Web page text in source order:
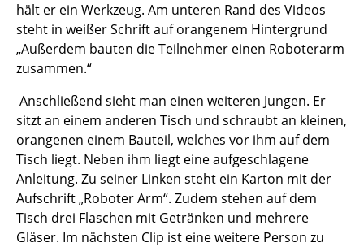
hält er ein Werkzeug. Am unteren Rand des Videos
steht in weißer Schrift auf orangenem Hintergrund
„Außerdem bauten die Teilnehmer einen Roboterarm
zusammen.“
Anschließend sieht man einen weiteren Jungen. Er
sitzt an einem anderen Tisch und schraubt an kleinen,
orangenen einem Bauteil, welches vor ihm auf dem
Tisch liegt. Neben ihm liegt eine aufgeschlagene
Anleitung. Zu seiner Linken steht ein Karton mit der
Aufschrift „Roboter Arm“. Zudem stehen auf dem
Tisch drei Flaschen mit Getränken und mehrere
Gläser. Im nächsten Clip ist eine weitere Person zu